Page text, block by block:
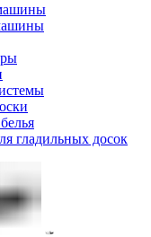
гладильных досок